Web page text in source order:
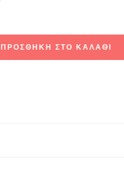
ΠΡΟΣΘΉΚΗ ΣΤΟ ΚΑΛΆΘΙ